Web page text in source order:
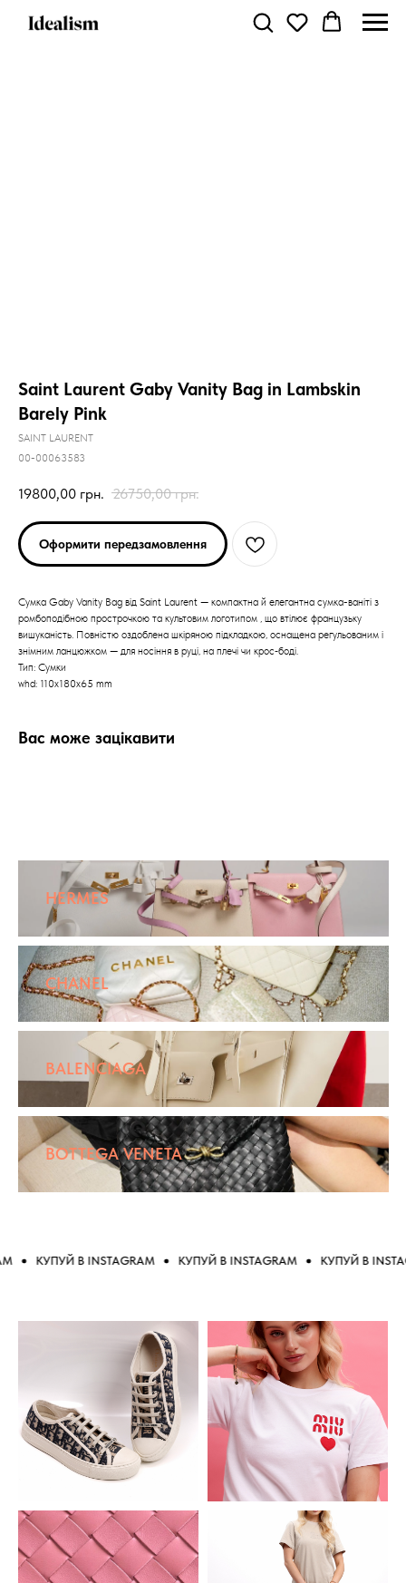
Saint Laurent Gaby Vanity Bag in Lambskin
Barely Pink
SAINT LAURENT
00-00063583
19800,00 грн. 26750,00 грн.
Оформити передзамовлення
Сумка Gaby Vanity Bag від Saint Laurent — компактна й елегантна сумка-ваніті з
ромбоподібною прострочкою та культовим логотипом , що втілює французьку
вишуканість. Повністю оздоблена шкіряною підкладкою, оснащена регульованим і
знімним ланцюжком — для носіння в руці, на плечі чи крос‑боді.
Тип: Сумки
whd: 110x180x65 mm
Вас може зацікавити
HERMES
CHANEL
BALENCIAGA
BOTTEGA VENETA
КУПУЙ В INSTAGRAM КУПУЙ В INSTAGRAM КУПУЙ В